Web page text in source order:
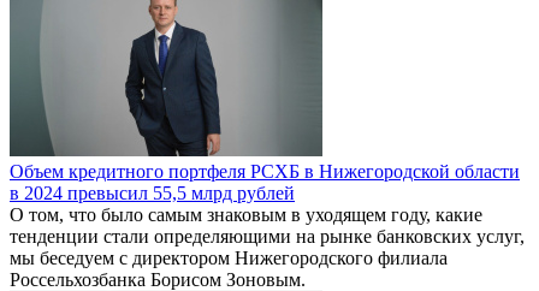
Объем кредитного портфеля РСХБ в Нижегородской области
в 2024 превысил 55,5 млрд рублей
О том, что было самым знаковым в уходящем году, какие
тенденции стали определяющими на рынке банковских услуг,
мы беседуем с директором Нижегородского филиала
Россельхозбанка Борисом Зоновым.